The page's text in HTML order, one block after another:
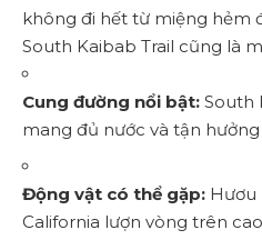
không đi hết từ miệng hẻm
South Kaibab Trail cũng là
Cung đường nổi bật: South
mang đủ nước và tận
Động vật có thể gặp: Hươu
California lượn vòng trên cao